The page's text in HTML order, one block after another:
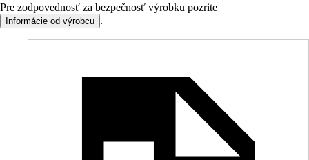
Pre zodpovednosť za bezpečnosť výrobku pozrite
Informácie od výrobcu .